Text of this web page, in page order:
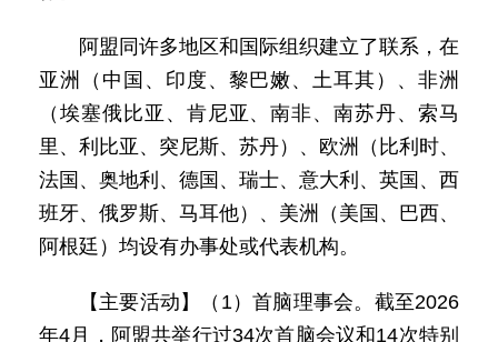
阿盟同许多地区和国际组织建立了联系，在
亚洲（中国、印度、黎巴嫩、土耳其）、非洲
（埃塞俄比亚、肯尼亚、南非、南苏丹、索马
里、利比亚、突尼斯、苏丹）、欧洲（比利时、
法国、奥地利、德国、瑞士、意大利、英国、西
班牙、俄罗斯、马耳他）、美洲（美国、巴西、
阿根廷）均设有办事处或代表机构。
【主要活动】（1）首脑理事会。截至2026
年4月，阿盟共举行过34次首脑会议和14次特别